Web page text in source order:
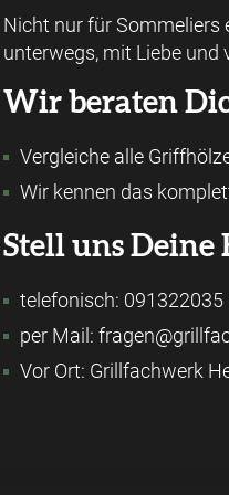
Nicht nur für Sommeliers
unterwegs, mit Liebe
Wir beraten
Vergleiche alle
Wir kennen das
Stell uns Deine
telefonisch: 091322035
per Mail:
Vor Ort: Grillfachwerk